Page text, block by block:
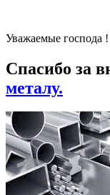
Уважаемые господа !
Спасибо за
металу.